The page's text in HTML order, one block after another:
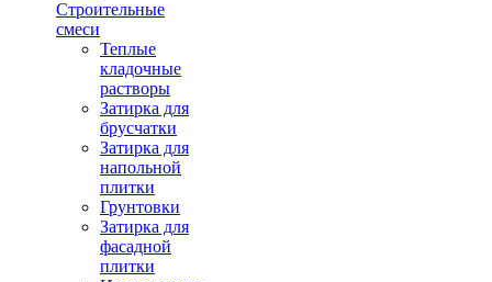
Строительные
смеси
Теплые
кладочные
растворы
Затирка для
брусчатки
Затирка для
напольной
плитки
Грунтовки
Затирка для
фасадной
плитки